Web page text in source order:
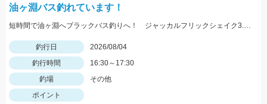
油ヶ淵バス釣れています！
短時間で油ヶ淵へブラックバス釣りへ！ ジャッカルフリックシェイク3.8のノーシンカーワッキーでGET!
釣行日
2026/08/04
釣行時間
16:30～17:30
釣場
その他
ポイント